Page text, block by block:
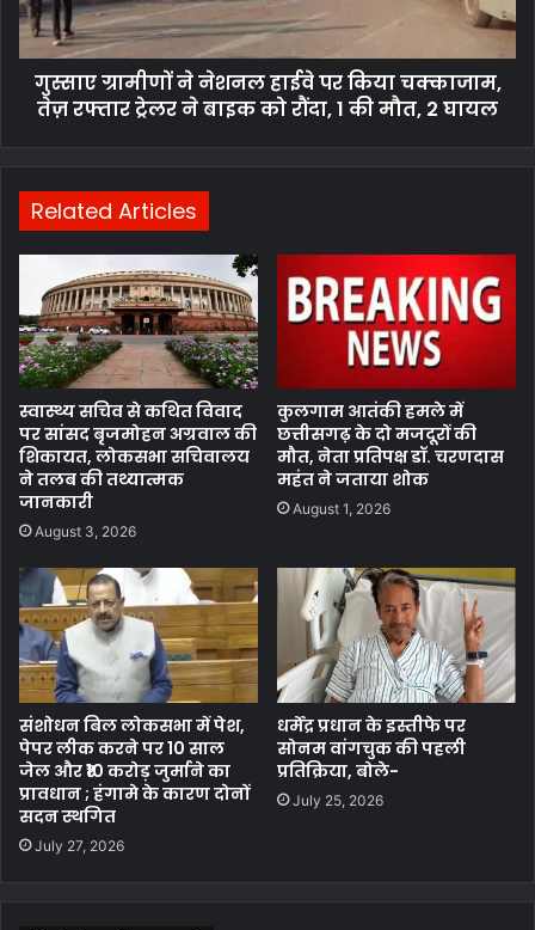
गुस्साए ग्रामीणों ने नेशनल हाईवे पर किया चक्काजाम,
तेज़ रफ्तार ट्रेलर ने बाइक को रौंदा, 1 की मौत, 2 घायल
Related Articles
स्वास्थ्य सचिव से कथित विवाद
पर सांसद बृजमोहन अग्रवाल की
शिकायत, लोकसभा सचिवालय
ने तलब की तथ्यात्मक
जानकारी
August 3, 2026
कुलगाम आतंकी हमले में
छत्तीसगढ़ के दो मजदूरों की
मौत, नेता प्रतिपक्ष डॉ. चरणदास
महंत ने जताया शोक
August 1, 2026
संशोधन बिल लोकसभा में पेश,
पेपर लीक करने पर 10 साल
जेल और ₹10 करोड़ जुर्माने का
प्रावधान ; हंगामे के कारण दोनों
सदन स्थगित
July 27, 2026
धर्मेंद्र प्रधान के इस्तीफे पर
सोनम वांगचुक की पहली
प्रतिक्रिया, बोले-
July 25, 2026